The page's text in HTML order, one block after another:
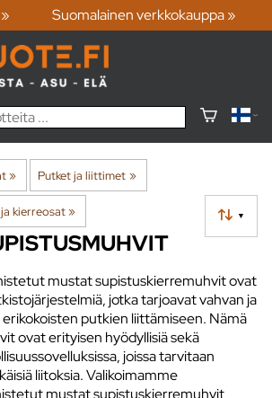
Suomalainen verkkokauppa »
‪» Putket ja liittimet ‪»
kierreosat‪» ▼
mustat supistuskierremuhvit ovat
jotka tarjoavat vahvan ja
putkien liittämiseen. Nämä
ovat erityisen hyödyllisiä sekä
joissa tarvitaan
liitoksia. Valikoimamme
mustat supistuskierremuhvit